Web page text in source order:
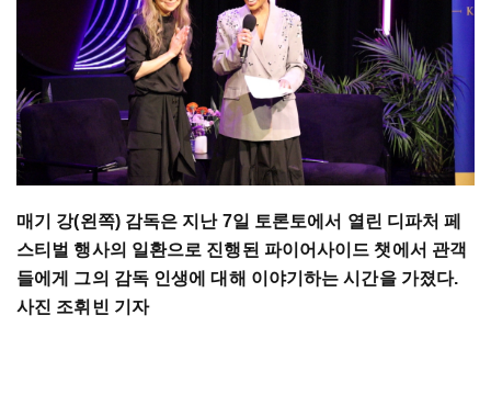
매기 강(왼쪽) 감독은 지난 7일 토론토에서 열린 디파처 페
스티벌 행사의 일환으로 진행된 파이어사이드 챗에서 관객
들에게 그의 감독 인생에 대해 이야기하는 시간을 가졌다.
사진 조휘빈 기자